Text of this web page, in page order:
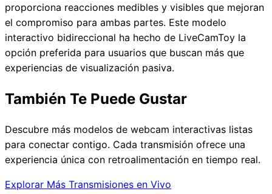
proporciona reacciones medibles y visibles que mejoran
el compromiso para ambas partes. Este modelo
interactivo bidireccional ha hecho de LiveCamToy la
opción preferida para usuarios que buscan más que
experiencias de visualización pasiva.
También Te Puede Gustar
Descubre más modelos de webcam interactivas listas
para conectar contigo. Cada transmisión ofrece una
experiencia única con retroalimentación en tiempo real.
Explorar Más Transmisiones en Vivo